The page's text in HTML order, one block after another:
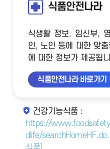
식품안전나라
식생활 정보. 임신부,
인, 노인 등에 대한 맞
에 대한 정보가 제공됩
식품안전나라 바로가기
건강기능식품 :
https://
dlife/